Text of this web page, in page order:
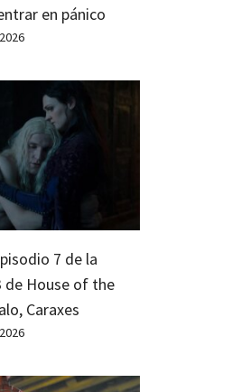
en pánico
7 de la
de House of the
Caraxes